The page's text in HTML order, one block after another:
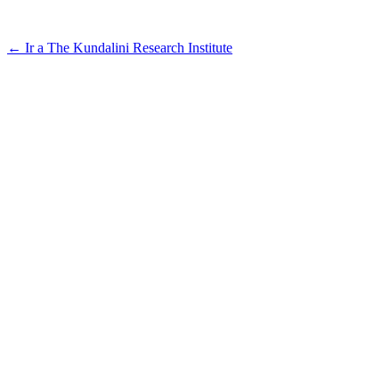
← Ir a The Kundalini Research Institute